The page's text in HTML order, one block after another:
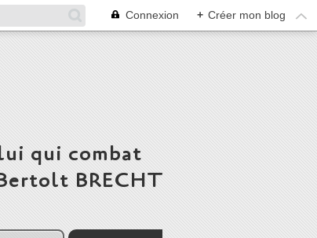
Connexion + Créer mon blog
qui combat
BRECHT